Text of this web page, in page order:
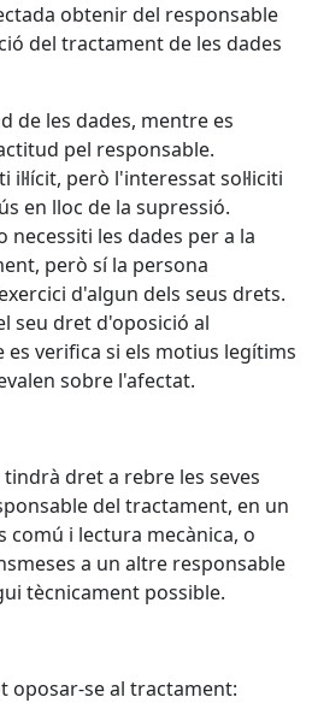
obtenir del responsable
del tractament de les dades
de les dades, mentre es
pel responsable.
però l'interessat sol·liciti
en lloc de la supressió.
necessiti les dades per a la
però sí la persona
d'algun dels seus drets.
seu dret d'oposició al
verifica si els motius legítims
sobre l'afectat.
dret a rebre les seves
del tractament, en un
i lectura mecànica, o
a un altre responsable
tècnicament possible.
oposar-se al tractament: